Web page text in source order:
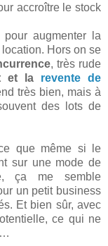
accroître le stock
pour augmenter la
Hors on se
, très rude
et la revente de
très bien, mais à
des lots de
que même si le
sur une mode de
ça me semble
un petit business
Et bien sûr, avec
ce qui ne